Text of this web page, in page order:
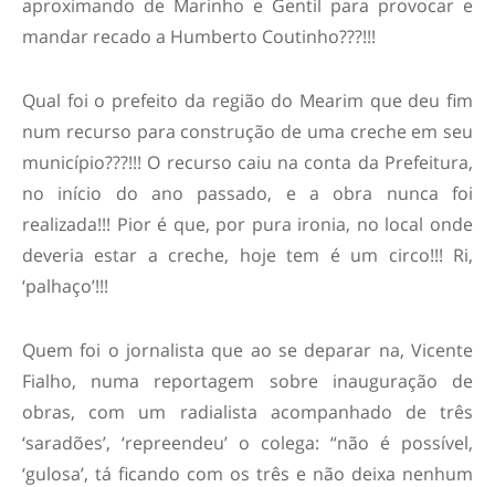
aproximando de Marinho e Gentil para provocar e
mandar recado a Humberto Coutinho???!!!
Qual foi o prefeito da região do Mearim que deu fim
num recurso para construção de uma creche em seu
município???!!! O recurso caiu na conta da Prefeitura,
no início do ano passado, e a obra nunca foi
realizada!!! Pior é que, por pura ironia, no local onde
deveria estar a creche, hoje tem é um circo!!! Ri,
‘palhaço’!!!
Quem foi o jornalista que ao se deparar na, Vicente
Fialho, numa reportagem sobre inauguração de
obras, com um radialista acompanhado de três
‘saradões’, ‘repreendeu’ o colega: “não é possível,
‘gulosa’, tá ficando com os três e não deixa nenhum